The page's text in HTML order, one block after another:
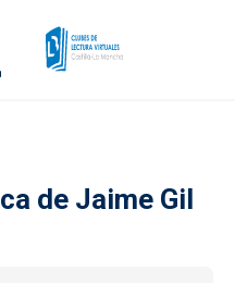
de Jaime Gil